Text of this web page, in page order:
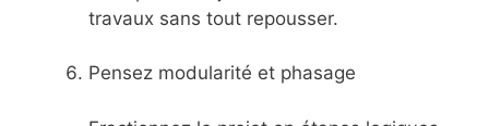
travaux sans tout repousser.
Pensez modularité et phasage